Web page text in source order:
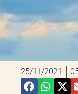
25/11/2021